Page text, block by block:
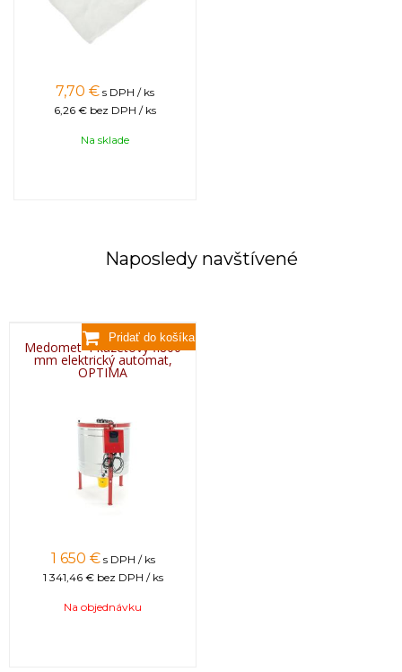
7,70 € s DPH / ks
6,26 € bez DPH / ks
Na sklade
Naposledy navštívené
Medomet 4-kazetový fi800
mm elektrický automat,
OPTIMA
1 650 € s DPH / ks
1 341,46 € bez DPH / ks
Na objednávku